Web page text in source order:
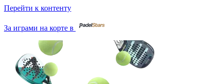
Перейти к контенту
За играми на корте в